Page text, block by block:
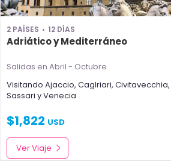
2 PAÍSES 12 DÍAS
Adriático y Mediterráneo
Salidas en Abril - Octubre
Visitando Ajaccio, Caglriari, Civitavecchia,
Sassari yVenecia
$1,822 USD
Ver Viaje